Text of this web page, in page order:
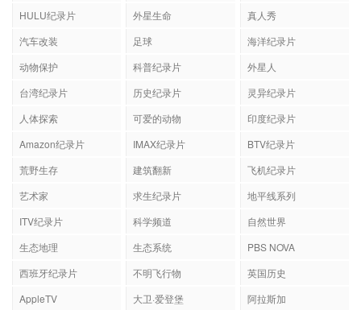
HULU纪录片
外星生命
真人秀
汽车改装
足球
海洋纪录片
动物保护
科普纪录片
外星人
台湾纪录片
历史纪录片
灵异纪录片
人体探索
可爱的动物
印度纪录片
Amazon纪录片
IMAX纪录片
BTV纪录片
荒野生存
建筑翻新
飞机纪录片
艺术家
求生纪录片
地平线系列
ITV纪录片
科学频道
自然世界
生态地理
生态系统
PBS NOVA
西班牙纪录片
不明飞行物
英国历史
AppleTV
大卫·爱登堡
阿拉斯加